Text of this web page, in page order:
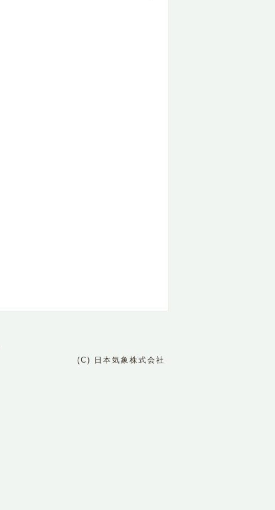
(C) 日本気象株式会社